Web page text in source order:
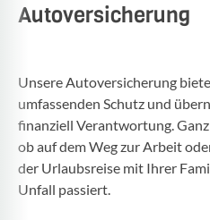
Autoversicherung
Unsere Auto­ver­si­che­rung
umfas­senden Schutz und
finan­ziell Verant­wor­tung. Ganz
ob auf dem Weg zur Arbeit
der Urlaubs­reise mit Ihrer
Unfall passiert.